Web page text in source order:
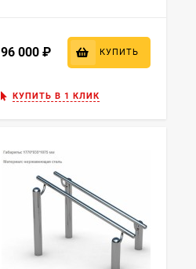
96 000 КУПИТЬ
КУПИТЬ В 1 КЛИК